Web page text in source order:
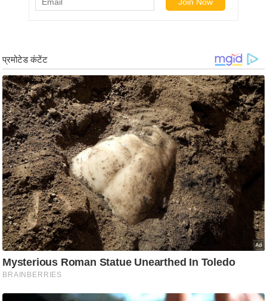
म
नो
रं
ज
न
ज
ग
त
बॉ
ली
वु
ड
हॉ
ली
वु